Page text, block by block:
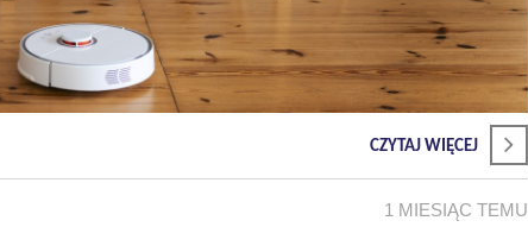
CZYTAJ WIĘCEJ
1 MIESIĄC TEMU